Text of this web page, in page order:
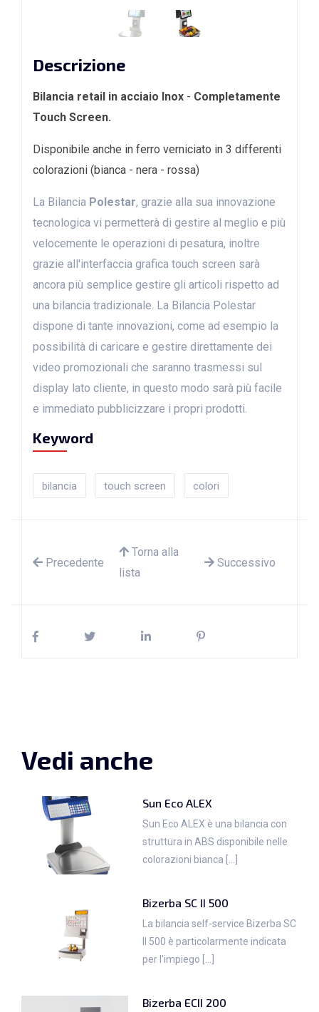
Descrizione
Bilancia retail in acciaio Inox - Completamente
Touch Screen.
Disponibile anche in ferro verniciato in 3 differenti
colorazioni (bianca - nera - rossa)
La Bilancia Polestar, grazie alla sua innovazione
tecnologica vi permetterà di gestire al meglio e più
velocemente le operazioni di pesatura, inoltre
grazie all'interfaccia grafica touch screen sarà
ancora più semplice gestire gli articoli rispetto ad
una bilancia tradizionale. La Bilancia Polestar
dispone di tante innovazioni, come ad esempio la
possibilità di caricare e gestire direttamente dei
video promozionali che saranno trasmessi sul
display lato cliente, in questo modo sarà più facile
e immediato pubblicizzare i propri prodotti.
Keyword
bilancia touch screen colori
Precedente
Torna alla
lista
Successivo
Vedi anche
Sun Eco ALEX
Sun Eco ALEX è una bilancia con
struttura in ABS disponibile nelle
colorazioni bianca [...]
Bizerba SC II 500
La bilancia self-service Bizerba SC
II 500 è particolarmente indicata
per l'impiego [...]
Bizerba ECII 200